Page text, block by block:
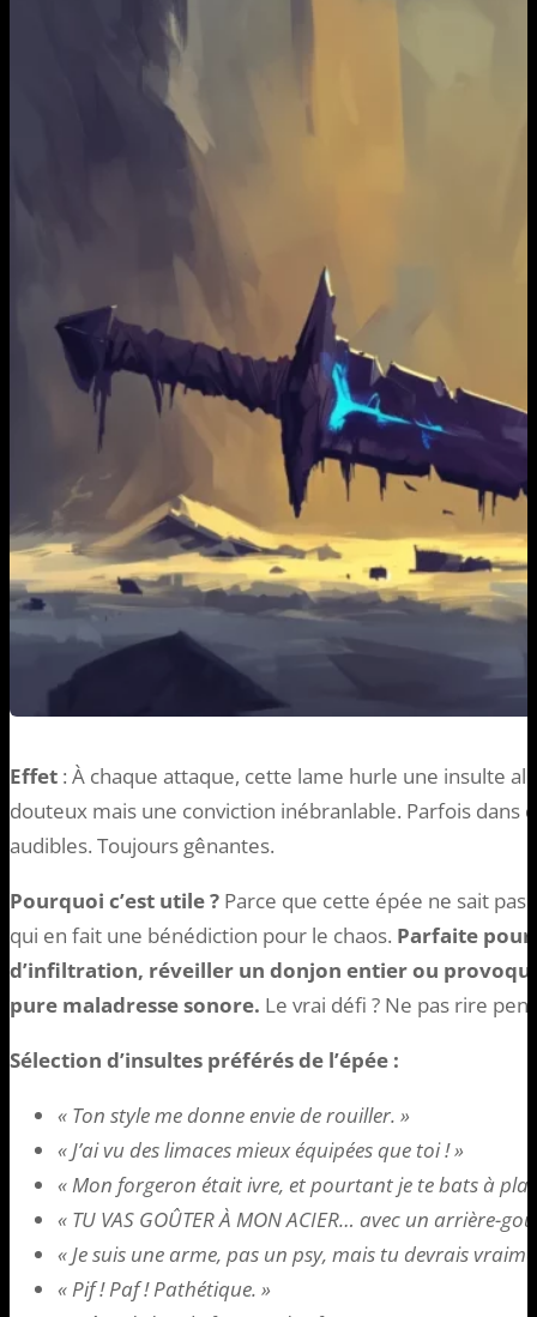
Effet : À chaque attaque, cette lame hurle une insulte
douteux mais une conviction inébranlable. Parfois dans
audibles. Toujours gênantes.
Pourquoi c’est utile ? Parce que cette épée ne sait
qui en fait une bénédiction pour le chaos. Parfaite
d’infiltration, réveiller un donjon entier ou
pure maladresse sonore. Le vrai défi ? Ne pas rire
Sélection d’insultes préférés de l’épée :
« Ton style me donne envie de rouiller. »
« J’ai vu des limaces mieux équipées que toi ! »
« Mon forgeron était ivre, et pourtant je te bats à
« TU VAS GOÛTER À MON ACIER… avec un arrière-
« Je suis une arme, pas un psy, mais tu devrais
« Pif ! Paf ! Pathétique. »